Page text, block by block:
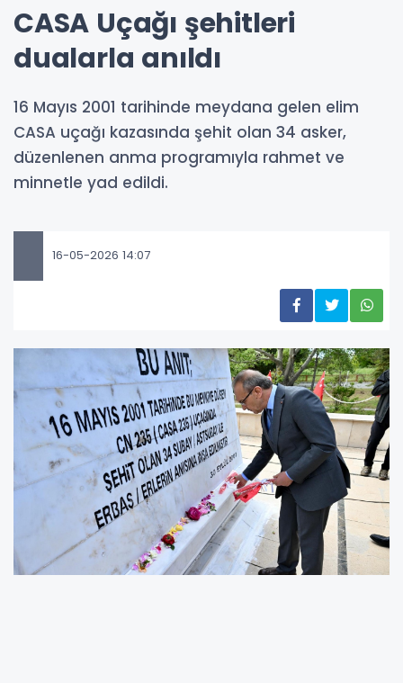
CASA Uçağı şehitleri
dualarla anıldı
16 Mayıs 2001 tarihinde meydana gelen elim
CASA uçağı kazasında şehit olan 34 asker,
düzenlenen anma programıyla rahmet ve
minnetle yad edildi.
16-05-2026 14:07